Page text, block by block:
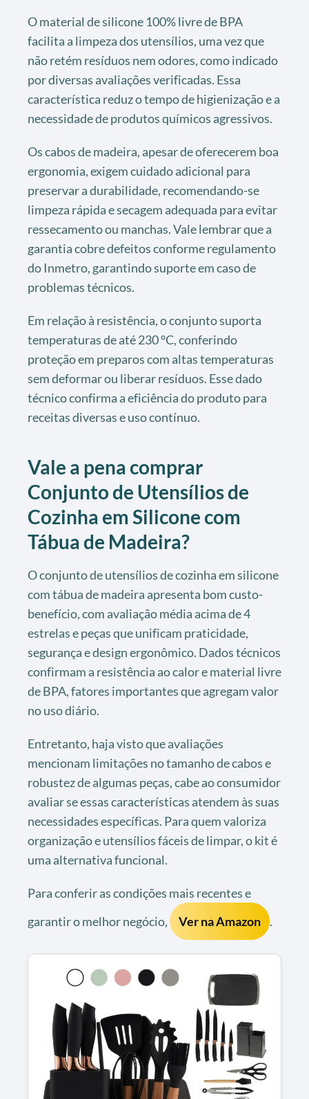
O material de silicone 100% livre de BPA
facilita a limpeza dos utensílios, uma vez que
não retém resíduos nem odores, como indicado
por diversas avaliações verificadas. Essa
característica reduz o tempo de higienização e a
necessidade de produtos químicos agressivos.
Os cabos de madeira, apesar de oferecerem boa
ergonomia, exigem cuidado adicional para
preservar a durabilidade, recomendando-se
limpeza rápida e secagem adequada para evitar
ressecamento ou manchas. Vale lembrar que a
garantia cobre defeitos conforme regulamento
do Inmetro, garantindo suporte em caso de
problemas técnicos.
Em relação à resistência, o conjunto suporta
temperaturas de até 230 °C, conferindo
proteção em preparos com altas temperaturas
sem deformar ou liberar resíduos. Esse dado
técnico confirma a eficiência do produto para
receitas diversas e uso contínuo.
Vale a pena comprar
Conjunto de Utensílios de
Cozinha em Silicone com
Tábua de Madeira?
O conjunto de utensílios de cozinha em silicone
com tábua de madeira apresenta bom custo-
benefício, com avaliação média acima de 4
estrelas e peças que unificam praticidade,
segurança e design ergonômico. Dados técnicos
confirmam a resistência ao calor e material livre
de BPA, fatores importantes que agregam valor
no uso diário.
Entretanto, haja visto que avaliações
mencionam limitações no tamanho de cabos e
robustez de algumas peças, cabe ao consumidor
avaliar se essas características atendem às suas
necessidades específicas. Para quem valoriza
organização e utensílios fáceis de limpar, o kit é
uma alternativa funcional.
Para conferir as condições mais recentes e
garantir o melhor negócio,
Ver na Amazon .